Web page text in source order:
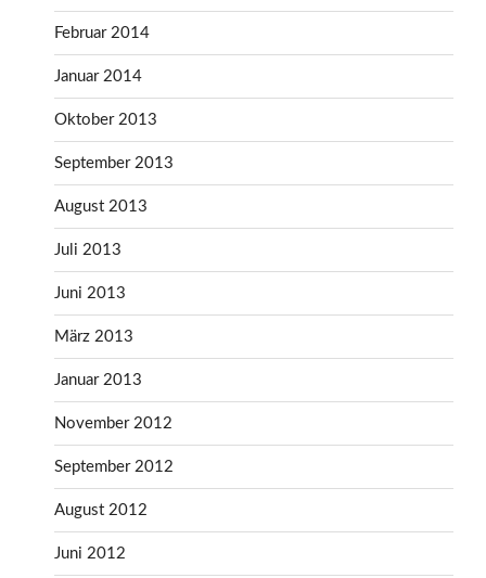
Februar 2014
Januar 2014
Oktober 2013
September 2013
August 2013
Juli 2013
Juni 2013
März 2013
Januar 2013
November 2012
September 2012
August 2012
Juni 2012